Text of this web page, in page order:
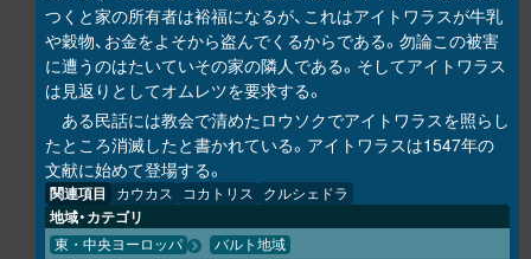
つくと家の所有者は裕福になるが、これはアイトワラスが牛乳
や穀物、お金をよそから盗んでくるからである。勿論この被害
に遭うのはたいていその家の隣人である。そしてアイトワラス
は見返りとしてオムレツを要求する。
ある民話には教会で清めたロウソクでアイトワラスを照らし
たところ消滅したと書かれている。アイトワラスは1547年の
文献に始めて登場する。
関連項目 カウカス コカトリス クルシェドラ
地域・カテゴリ
東・中央ヨーロッパ バルト地域